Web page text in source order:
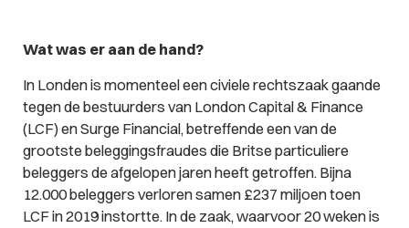
Wat was er aan de hand?
In Londen is momenteel een civiele rechtszaak gaande
tegen de bestuurders van London Capital & Finance
(LCF) en Surge Financial, betreffende een van de
grootste beleggingsfraudes die Britse particuliere
beleggers de afgelopen jaren heeft getroffen. Bijna
12.000 beleggers verloren samen £237 miljoen toen
LCF in 2019 instortte. In de zaak, waarvoor 20 weken is